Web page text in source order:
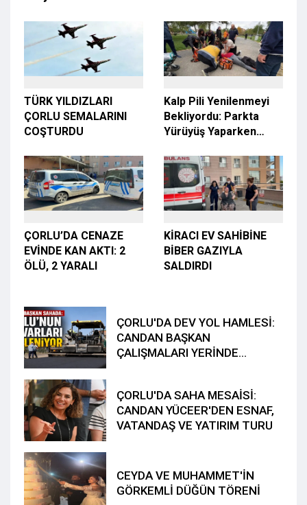
ÇORLU'DA DEV YOL HAMLESİ:
CANDAN BAŞKAN
ÇALIŞMALARI YERİNDE
ÇORLU'DA SAHA MESAİSİ:
CANDAN YÜCEER'DEN ESNAF,
VATANDAŞ VE YATIRIM TURU
CEYDA VE MUHAMMET'İN
GÖRKEMLİ DÜĞÜN TÖRENİ
TÜRK YILDIZLARI
ÇORLU SEMALARINI
COŞTURDU
Kalp Pili Yenilenmeyi
Bekliyordu: Parkta
Yürüyüş Yaparken
ÇORLU’DA CENAZE
EVİNDE KAN AKTI: 2
ÖLÜ, 2 YARALI
KİRACI EV SAHİBİNE
BİBER GAZIYLA
SALDIRDI